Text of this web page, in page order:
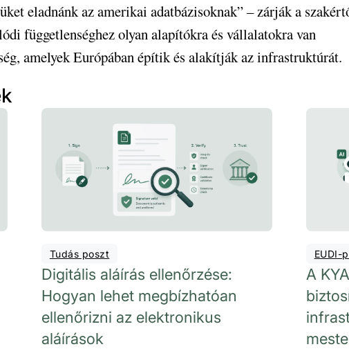
eladnánk az amerikai adatbázisoknak” – zárják a
függetlenséghez olyan alapítókra és vállalatokra van
amelyek Európában építik és alakítják az infrastruktúrát.
Tudás poszt
Digitális aláírás ellenőrzése:
Hogyan lehet megbízhatóan
ellenőrizni az elektronikus
aláírások
EUDI-
A